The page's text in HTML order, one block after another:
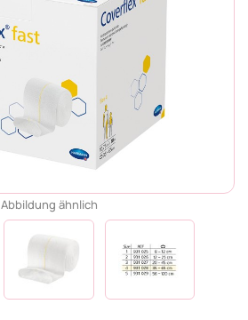
Abbildung ähnlich